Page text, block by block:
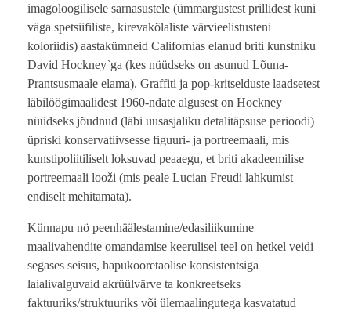
imagoloogilisele sarnasustele (ümmargustest prillidest kuni
väga spetsiifiliste, kirevakõlaliste värvieelistusteni
koloriidis) aastakümneid Californias elanud briti kunstniku
David Hockney`ga (kes nüüdseks on asunud Lõuna-
Prantsusmaale elama). Graffiti ja pop-kritselduste laadsetest
läbilöögimaalidest 1960-ndate algusest on Hockney
nüüdseks jõudnud (läbi uusasjaliku detalitäpsuse perioodi)
üpriski konservatiivsesse figuuri- ja portreemaali, mis
kunstipoliitiliselt loksuvad peaaegu, et briti akadeemilise
portreemaali looži (mis peale Lucian Freudi lahkumist
endiselt mehitamata).
Künnapu nö peenhäälestamine/edasiliikumine
maalivahendite omandamise keerulisel teel on hetkel veidi
segases seisus, hapukooretaolise konsistentsiga
laialivalguvaid akrüülvärve ta konkreetseks
faktuuriks/struktuuriks või ülemaalingutega kasvatatud